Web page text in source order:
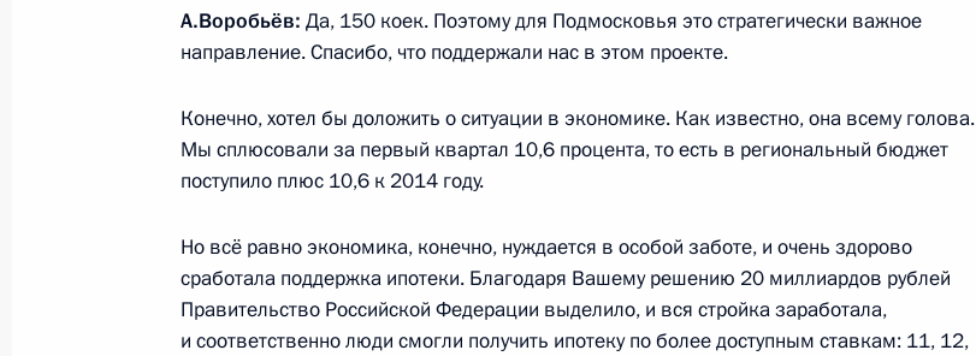
обязанности главы Чувашской Республики
9 июня 2015 года, 10:45
Владимир Путин посетит Итальянскую Республику и государство
Ватикан
А.Воробьёв: Да, 150 коек. Поэтому для Подмосковья это стратегически важное
направление. Спасибо, что поддержали нас в этом проекте.
Конечно, хотел бы доложить о ситуации в экономике. Как известно, она всему голова.
Мы сплюсовали за первый квартал 10,6 процента, то есть в региональный бюджет
поступило плюс 10,6 к 2014 году.
Но всё равно экономика, конечно, нуждается в особой заботе, и очень здорово
сработала поддержка ипотеки. Благодаря Вашему решению 20 миллиардов рублей
Правительство Российской Федерации выделило, и вся стройка заработала,
и соответственно люди смогли получить ипотеку по более доступным ставкам: 11, 12,